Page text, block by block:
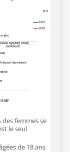
des femmes se
le seul
de 18 ans